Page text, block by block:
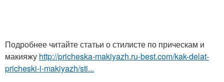
Подробнее читайте статьи о стилисте по прическам и
макияжу http://pricheska-makiyazh.ru-best.com/kak-delat-
pricheski-i-makiyazh/sti...